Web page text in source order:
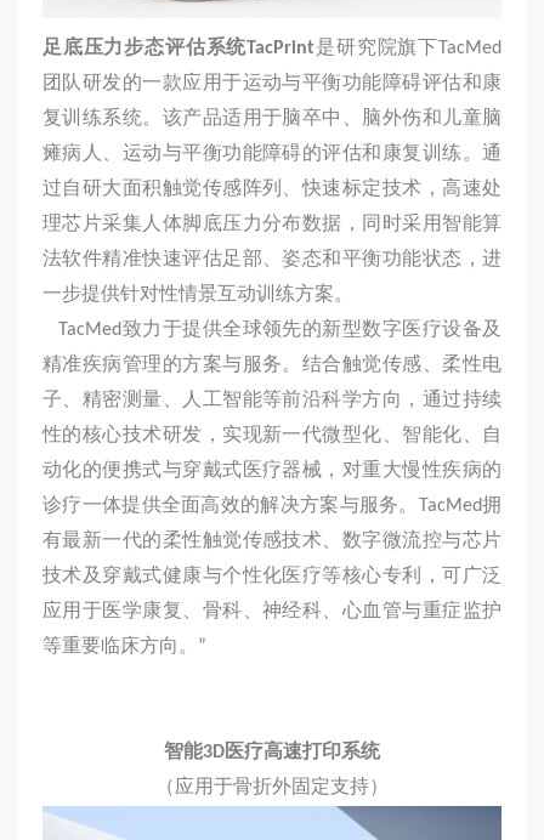
足底压力步态评估系统TacPrint是研究院旗下TacMed
团队研发的一款应用于运动与平衡功能障碍评估和康
复训练系统。该产品适用于脑卒中、脑外伤和儿童脑
瘫病人、运动与平衡功能障碍的评估和康复训练。通
过自研大面积触觉传感阵列、快速标定技术，高速处
理芯片采集人体脚底压力分布数据，同时采用智能算
法软件精准快速评估足部、姿态和平衡功能状态，进
一步提供针对性情景互动训练方案。
TacMed致力于提供全球领先的新型数字医疗设备及
精准疾病管理的方案与服务。结合触觉传感、柔性电
子、精密测量、人工智能等前沿科学方向，通过持续
性的核心技术研发，实现新一代微型化、智能化、自
动化的便携式与穿戴式医疗器械，对重大慢性疾病的
诊疗一体提供全面高效的解决方案与服务。TacMed拥
有最新一代的柔性触觉传感技术、数字微流控与芯片
技术及穿戴式健康与个性化医疗等核心专利，可广泛
应用于医学康复、骨科、神经科、心血管与重症监护
等重要临床方向。”
智能3D医疗高速打印系统
（应用于骨折外固定支持）